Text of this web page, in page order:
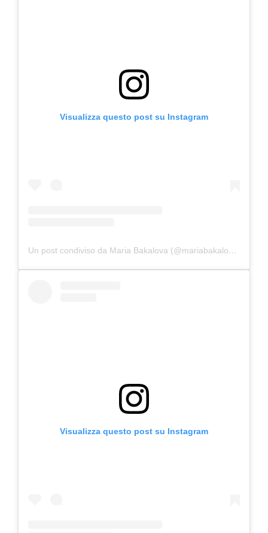
Visualizza questo post su Instagram
Un post condiviso da Maria Bakalova (@mariabakalovaofficial)
Visualizza questo post su Instagram